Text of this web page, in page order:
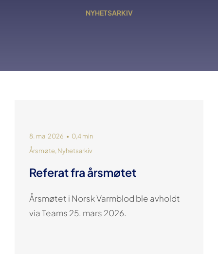
NYHETSARKIV
8. mai 2026 • 0,4 min
Årsmøte, Nyhetsarkiv
Referat fra årsmøtet
Årsmøtet i Norsk Varmblod ble avholdt
via Teams 25. mars 2026.